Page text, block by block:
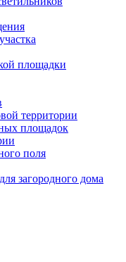
площадки
территории
площадок
поля
загородного дома